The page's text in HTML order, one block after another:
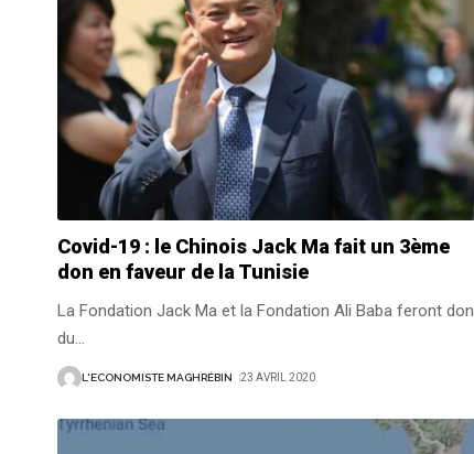
Covid-19 : le Chinois Jack Ma fait un 3ème
don en faveur de la Tunisie
La Fondation Jack Ma et la Fondation Ali Baba feront don
du…
L'ECONOMISTE MAGHRÉBIN 23 AVRIL 2020